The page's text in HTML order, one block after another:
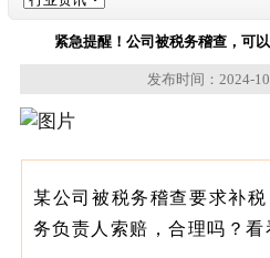
紧急提醒！公司被税务稽查，可
发布时间：2024-
某公司被税务稽查要求补
务负责人索赔，合理吗？看